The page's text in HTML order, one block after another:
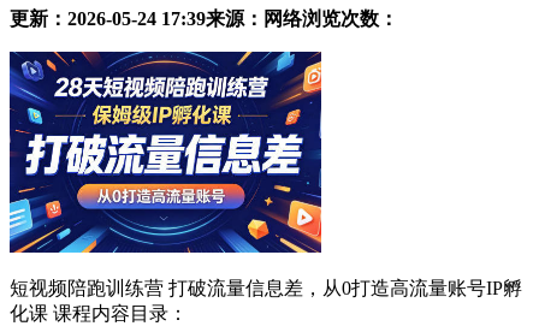
更新：2026-05-24 17:39来源：网络浏览次数：
短视频陪跑训练营 打破流量信息差，从0打造高流量账号IP孵
化课 课程内容目录：